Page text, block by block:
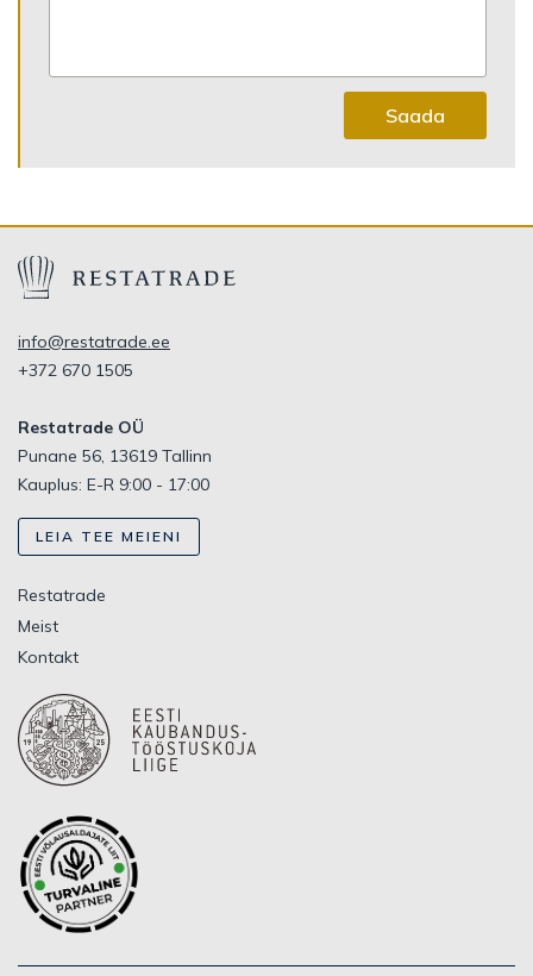
Saada
info@restatrade.ee
+372 670 1505
Restatrade OÜ
Punane 56, 13619 Tallinn
Kauplus: E-R 9:00 - 17:00
LEIA TEE MEIENI
Restatrade
Meist
Kontakt